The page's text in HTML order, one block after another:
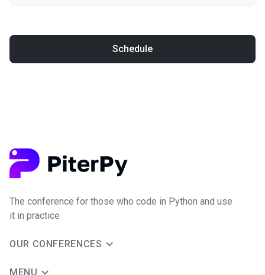
Schedule
The conference for those who code in Python and use
it in practice
OUR CONFERENCES
MENU